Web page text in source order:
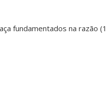
fundamentados na razão